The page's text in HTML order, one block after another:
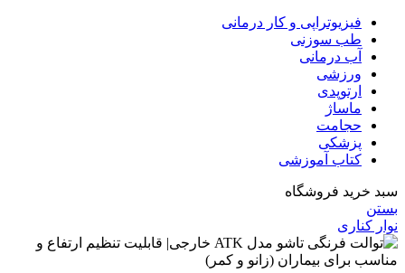
فیزیوتراپی و کار درمانی
طب سوزنی
آب درمانی
ورزشی
ارتوپدی
ماساژ
حجامت
پزشکی
کتاب آموزشی
سبد خرید فروشگاه
بستن
نوار کناری